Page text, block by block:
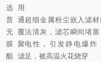
选用
普通
无覆
膜聚
酯滤
超细金属粉尘嵌入滤
法清灰，滤芯瞬间堵
电性，引发静电爆炸
足，被高温火花烧穿